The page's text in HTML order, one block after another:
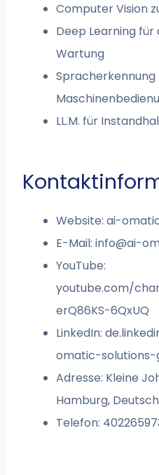
Computer Vision
Deep Learning
Wartung
Spracherkennung
LL.M. für
Website: ai-
E-Mail:info@ai-
YouTube:
youtube.com/
erQ86KS-6QxUQ
LinkedIn:
omatic-
Adresse: Kleine
Hamburg,
Telefon: